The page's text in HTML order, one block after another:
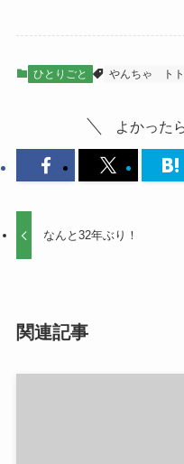
ひとりごと やんちゃ ト
よかった
なんと32年ぶり！
関連記事